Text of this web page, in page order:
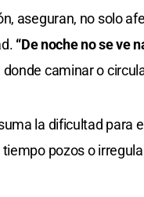
aseguran, no solo
“De noche no se ve
donde caminar o
la dificultad para
pozos o